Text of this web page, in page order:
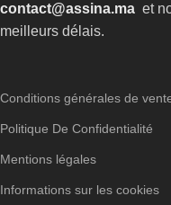
Conditions générales de
Politique De Confidentialité
Mentions légales
Informations sur les cookies
contact@assina.ma et
meilleurs délais.